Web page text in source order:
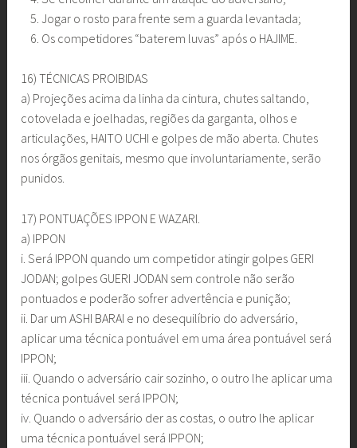
Jogar o rosto para frente sem a guarda levantada;
Os competidores “baterem luvas” após o HAJIME.
16) TÉCNICAS PROIBIDAS
a) Projeções acima da linha da cintura, chutes saltando,
cotovelada e joelhadas, regiões da garganta, olhos e
articulações, HAITO UCHI e golpes de mão aberta. Chutes
nos órgãos genitais, mesmo que involuntariamente, serão
punidos.
17) PONTUAÇÕES IPPON E WAZARI.
a) IPPON
i. Será IPPON quando um competidor atingir golpes GERI
JODAN; golpes GUERI JODAN sem controle não serão
pontuados e poderão sofrer advertência e punição;
ii. Dar um ASHI BARAI e no desequilíbrio do adversário,
aplicar uma técnica pontuável em uma área pontuável será
IPPON;
iii. Quando o adversário cair sozinho, o outro lhe aplicar uma
técnica pontuável será IPPON;
iv. Quando o adversário der as costas, o outro lhe aplicar
uma técnica pontuável será IPPON;